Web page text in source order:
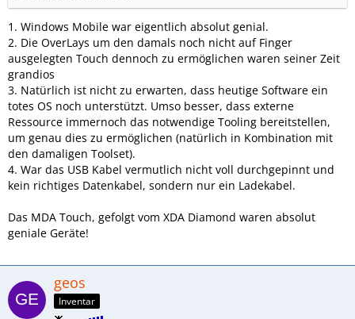
1. Windows Mobile war eigentlich absolut genial.
2. Die OverLays um den damals noch nicht auf Finger
ausgelegten Touch dennoch zu ermöglichen waren seiner Zeit
grandios
3. Natürlich ist nicht zu erwarten, dass heutige Software ein
totes OS noch unterstützt. Umso besser, dass externe
Ressource immernoch das notwendige Tooling bereitstellen,
um genau dies zu ermöglichen (natürlich in Kombination mit
den damaligen Toolset).
4. War das USB Kabel vermutlich nicht voll durchgepinnt und
kein richtiges Datenkabel, sondern nur ein Ladekabel.
Das MDA Touch, gefolgt vom XDA Diamond waren absolut
geniale Geräte!
geos
Inventar